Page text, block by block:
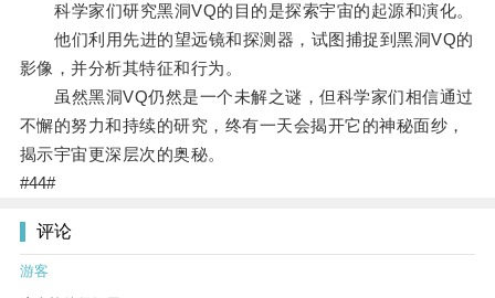
科学家们研究黑洞VQ的目的是探索宇宙的起源和演化。
他们利用先进的望远镜和探测器，试图捕捉到黑洞VQ的
影像，并分析其特征和行为。
虽然黑洞VQ仍然是一个未解之谜，但科学家们相信通过
不懈的努力和持续的研究，终有一天会揭开它的神秘面纱，
揭示宇宙更深层次的奥秘。
#44#
评论
游客